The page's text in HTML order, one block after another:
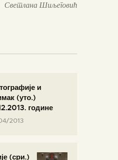
Светлана Шиљеговић
и
(уто.)
године
2013
(сри.)